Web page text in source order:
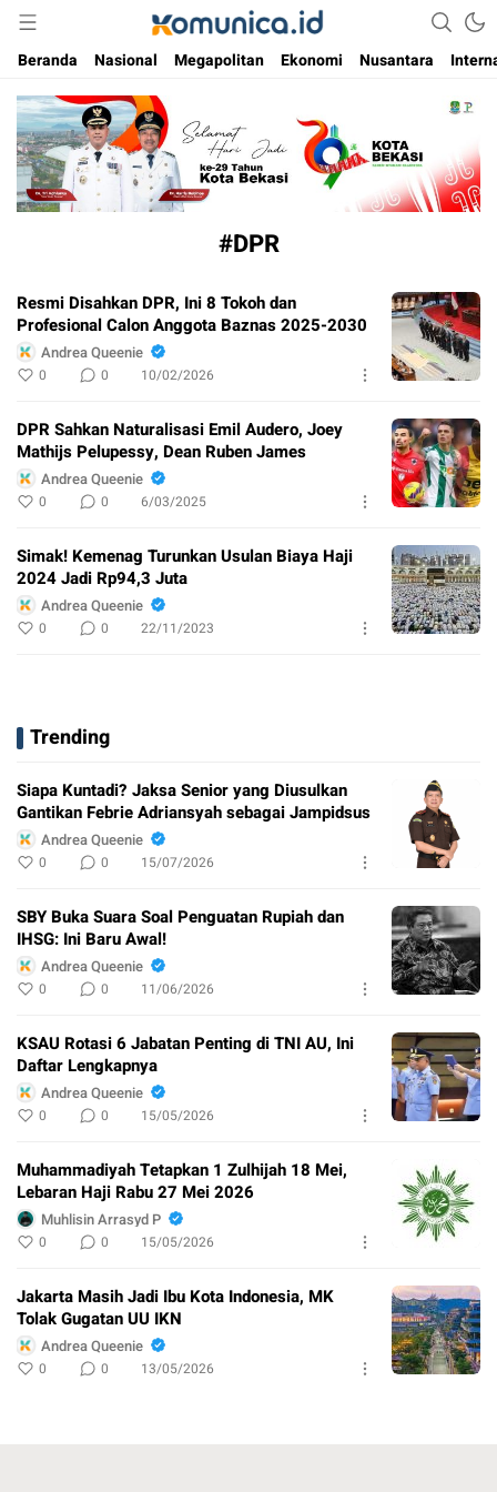
Komunica
Media Informasi Masa Kini
Beranda
Nasional Megapolitan Ekonomi Nusantara
#DPR
Resmi Disahkan DPR, Ini 8 Tokoh dan
Profesional Calon Anggota Baznas 2025-2030
Andrea Queenie
0 0 10/02/2026
DPR Sahkan Naturalisasi Emil Audero, Joey
Mathijs Pelupessy, Dean Ruben James
Andrea Queenie
0 0 6/03/2025
Simak! Kemenag Turunkan Usulan Biaya Haji
2024 Jadi Rp94,3 Juta
Andrea Queenie
0 0 22/11/2023
Trending
Siapa Kuntadi? Jaksa Senior yang Diusulkan
Gantikan Febrie Adriansyah sebagai Jampidsus
Andrea Queenie
0 0 15/07/2026
SBY Buka Suara Soal Penguatan Rupiah dan
IHSG: Ini Baru Awal!
Andrea Queenie
0 0 11/06/2026
KSAU Rotasi 6 Jabatan Penting di TNI AU, Ini
Daftar Lengkapnya
Andrea Queenie
0 0 15/05/2026
Muhammadiyah Tetapkan 1 Zulhijah 18 Mei,
Lebaran Haji Rabu 27 Mei 2026
Muhlisin Arrasyd P
0 0 15/05/2026
Jakarta Masih Jadi Ibu Kota Indonesia, MK
Tolak Gugatan UU IKN
Andrea Queenie
0 0 13/05/2026